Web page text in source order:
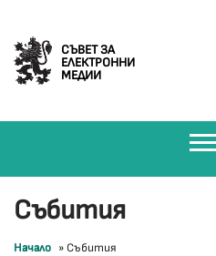
СЪВЕТ ЗА
ЕЛЕКТРОННИ
МЕДИИ
Събития
Начало » Събития